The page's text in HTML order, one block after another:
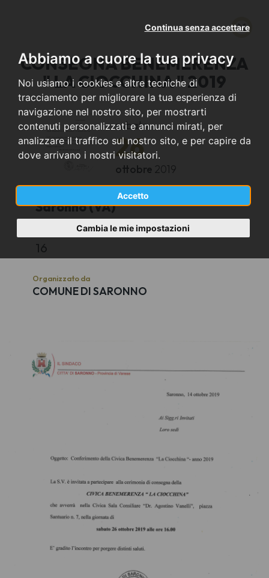
Abbiamo a cuore la tua privacy
Noi usiamo i cookies e altre tecniche di
tracciamento per migliorare la tua esperienza di
navigazione nel nostro sito, per mostrarti
contenuti personalizzati e annunci mirati, per
analizzare il traffico sul nostro sito, e per capire da
dove arrivano i nostri visitatori.
Accetto
Continua senza accettare
Cambia le mie impostazioni
CONSEGNA BENEMERENZA
" LA CIOCCHINA " 2019
sabato
26
ottobre 2019
Saronno (VA)
SALA CONSIGLIARE VANELLI
16
Organizzato da
COMUNE DI SARONNO